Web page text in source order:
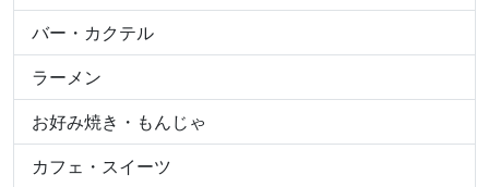
バー・カクテル
ラーメン
お好み焼き・もんじゃ
カフェ・スイーツ